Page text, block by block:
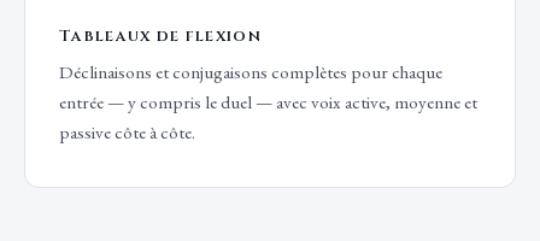
Tableaux de flexion
Déclinaisons et conjugaisons complètes pour chaque
entrée — y compris le duel — avec voix active, moyenne et
passive côte à côte.